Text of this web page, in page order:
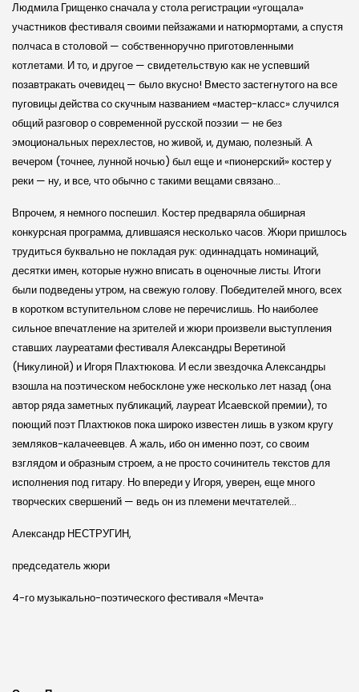
Людмила Грищенко сначала у стола регистрации «угощала»
участников фестиваля своими пейзажами и натюрмортами, а спустя
полчаса в столовой — собственноручно приготовленными
котлетами. И то, и другое — свидетельствую как не успевший
позавтракать очевидец — было вкусно! Вместо застегнутого на все
пуговицы действа со скучным названием «мастер-класс» случился
общий разговор о современной русской поэзии — не без
эмоциональных перехлестов, но живой, и, думаю, полезный. А
вечером (точнее, лунной ночью) был еще и «пионерский» костер у
реки — ну, и все, что обычно с такими вещами связано…
Впрочем, я немного поспешил. Костер предваряла обширная
конкурсная программа, длившаяся несколько часов. Жюри пришлось
трудиться буквально не покладая рук: одиннадцать номинаций,
десятки имен, которые нужно вписать в оценочные листы. Итоги
были подведены утром, на свежую голову. Победителей много, всех
в коротком вступительном слове не перечислишь. Но наиболее
сильное впечатление на зрителей и жюри произвели выступления
ставших лауреатами фестиваля Александры Веретиной
(Никулиной) и Игоря Плахтюкова. И если звездочка Александры
взошла на поэтическом небосклоне уже несколько лет назад (она
автор ряда заметных публикаций, лауреат Исаевской премии), то
поющий поэт Плахтюков пока широко известен лишь в узком кругу
земляков-калачеевцев. А жаль, ибо он именно поэт, со своим
взглядом и образным строем, а не просто сочинитель текстов для
исполнения под гитару. Но впереди у Игоря, уверен, еще много
творческих свершений — ведь он из племени мечтателей…
Александр НЕСТРУГИН,
председатель жюри
4-го музыкально-поэтического фестиваля «Мечта»